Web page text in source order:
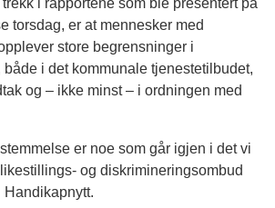
i rapportene som ble presentert på
torsdag, er at mennesker med
store begrensninger i
i det kommunale tjenestetilbudet,
og – ikke minst – i ordningen med
er noe som går igjen i det vi
og diskrimineringsombud
Handikapnytt.